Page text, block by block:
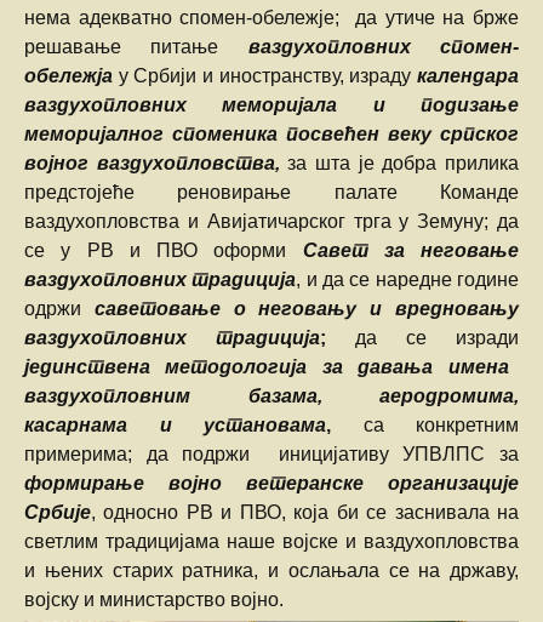
нема адекватно спомен-обележје; да утиче на брже
решавање питање ваздухопловних спомен-
обележја у Србији и иностранству, израду календара
ваздухопловних меморијала и подизање
меморијалног споменика посвећен веку српског
војног ваздухопловства, за шта је добра прилика
предстојеће реновирање палате Команде
ваздухопловства и Авијатичарског трга у Земуну; да
се у РВ и ПВО оформи Савет за неговање
ваздухопловних традиција, и да се наредне године
одржи саветовање о неговању и вредновању
ваздухопловних традиција; да се изради
јединствена методологија за давања имена
ваздухопловним базама, аеродромима,
касарнама и установама, са конкретним
примерима; да подржи иницијативу УПВЛПС за
формирање војно ветеранске организације
Србије, односно РВ и ПВО, која би се заснивала на
светлим традицијама наше војске и ваздухопловства
и њених старих ратника, и ослањала се на државу,
војску и министарство војно.